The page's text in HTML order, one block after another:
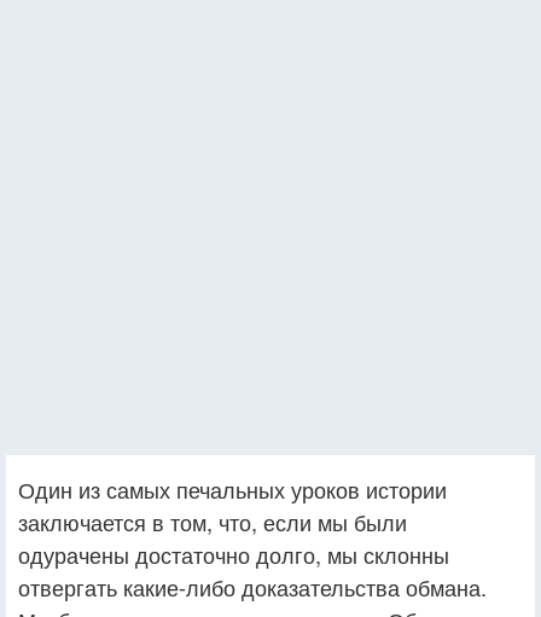
Один из самых печальных уроков истории
заключается в том, что, если мы были
одурачены достаточно долго, мы склонны
отвергать какие-либо доказательства обмана.